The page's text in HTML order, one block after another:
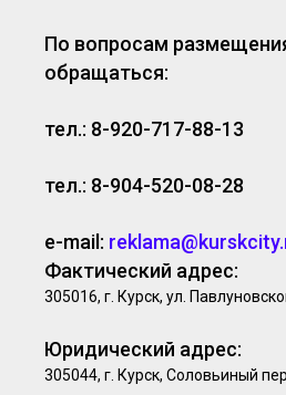
По вопросам
обращаться:
тел.: 8-920-717-88-13
тел.: 8-904-520-08-28
e-mail:
Фактический адрес:
305016, г. Курск, ул.
Юридический адрес:
305044, г. Курск, Соловьиный